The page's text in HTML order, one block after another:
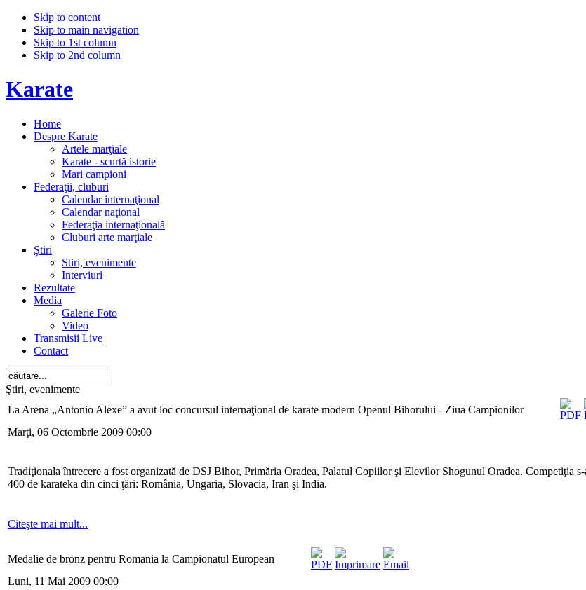
Skip to content
Skip to main navigation
Skip to 1st column
Skip to 2nd column
Karate
Home
Despre Karate
Artele marţiale
Karate - scurtă istorie
Mari campioni
Federaţii, cluburi
Calendar internaţional
Calendar naţional
Federaţia internaţională
Cluburi arte marţiale
Ştiri
Stiri, evenimente
Interviuri
Rezultate
Media
Galerie Foto
Video
Transmisii Live
Contact
Ştiri, evenimente
La Arena „Antonio Alexe” a avut loc concursul internaţional de karate modern Openul Bihorului - Ziua Campionilor
Marţi, 06 Octombrie 2009 00:00
Tradiţionala întrecere a fost organizată de DSJ Bihor, Primăria Oradea, Palatul Copiilor şi Elevilor Shogunul Oradea. Competiţia
400 de karateka din cinci ţări: România, Ungaria, Slovacia, Iran şi India.
Citeşte mai mult...
Medalie de bronz pentru Romania la Campionatul European
Luni, 11 Mai 2009 00:00